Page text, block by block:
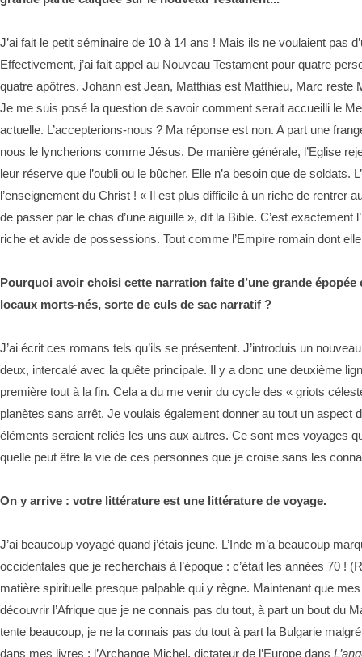
J’ai fait le petit séminaire de 10 à 14 ans ! Mais ils ne voulaient pas
Effectivement, j’ai fait appel au Nouveau Testament pour quatre
quatre apôtres. Johann est Jean, Matthias est Matthieu, Marc
Je me suis posé la question de savoir comment serait accueilli le
actuelle. L’accepterions-nous ? Ma réponse est non. A part une
nous le lyncherions comme Jésus. De manière générale, l’Eglise
leur réserve que l’oubli ou le bûcher. Elle n’a besoin que de soldats.
l’enseignement du Christ ! « Il est plus difficile à un riche de rentrer
de passer par le chas d’une aiguille », dit la Bible. C’est exactement
riche et avide de possessions. Tout comme l’Empire romain dont
Pourquoi avoir choisi cette narration faite d’une grande
locaux morts-nés, sorte de culs de sac narratif ?
J’ai écrit ces romans tels qu’ils se présentent. J’introduis un
deux, intercalé avec la quête principale. Il y a donc une deuxième
première tout à la fin. Cela a du me venir du cycle des « griots
planètes sans arrêt. Je voulais également donner au tout un aspect
éléments seraient reliés les uns aux autres. Ce sont mes voyages
quelle peut être la vie de ces personnes que je croise sans les
On y arrive : votre littérature est une littérature de voyage.
J’ai beaucoup voyagé quand j’étais jeune. L’Inde m’a beaucoup
occidentales que je recherchais à l’époque : c’était les années 70 !
matière spirituelle presque palpable qui y règne. Maintenant que
découvrir l’Afrique que je ne connais pas du tout, à part un bout du
tente beaucoup, je ne la connais pas du tout à part la Bulgarie
dans mes livres : l’Archange Michel, dictateur de l’Europe dans